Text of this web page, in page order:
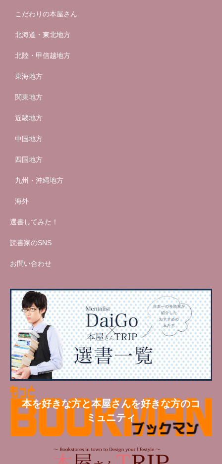
こだわりの本屋さん
北海道・東北地方
北陸・甲信越地方
東海地方
関東地方
近畿地方
中国地方
四国地方
九州・沖縄地方
海外
選書してみた！
読書家のSNS
お問い合わせ
本を好きな方と本屋さんを好きな方のコ
ミュニティ